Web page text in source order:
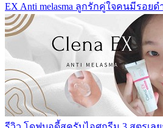
EX Anti melasma ลูกรักคู่ใจคนมีรอยด